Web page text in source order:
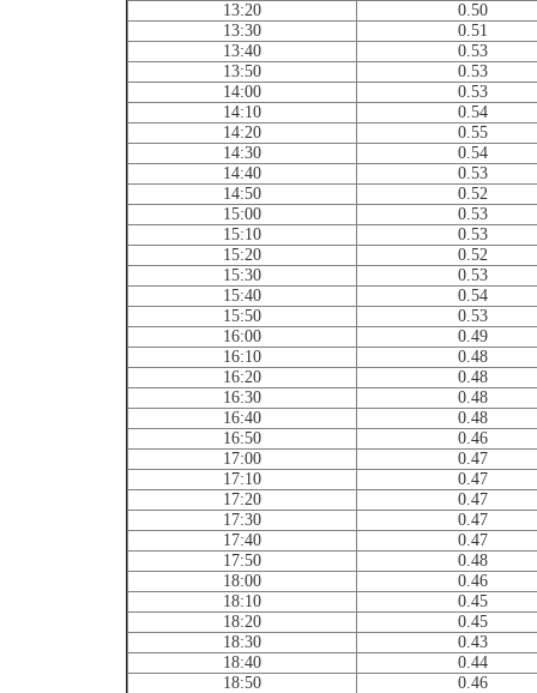
13:20
0.50
13:30
0.51
13:40
0.53
13:50
0.53
14:00
0.53
14:10
0.54
14:20
0.55
14:30
0.54
14:40
0.53
14:50
0.52
15:00
0.53
15:10
0.53
15:20
0.52
15:30
0.53
15:40
0.54
15:50
0.53
16:00
0.49
16:10
0.48
16:20
0.48
16:30
0.48
16:40
0.48
16:50
0.46
17:00
0.47
17:10
0.47
17:20
0.47
17:30
0.47
17:40
0.47
17:50
0.48
18:00
0.46
18:10
0.45
18:20
0.45
18:30
0.43
18:40
0.44
18:50
0.46